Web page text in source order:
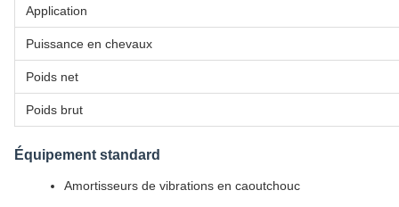
Application
Puissance en chevaux
Poids net
Poids brut
Équipement standard
Amortisseurs de vibrations en caoutchouc